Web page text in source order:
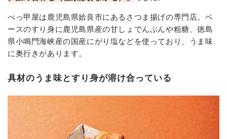
べっ甲屋は鹿児島県姶良市にあるさつま揚げの専門店。ベ
ースのすり身に鹿児島県産の甘しょでんぷんや粗糖、徳島
県小鳴門海峡産の国産にがり塩などを使っており、うま味
に奥行きがあります。
具材のうま味とすり身が溶け合っている